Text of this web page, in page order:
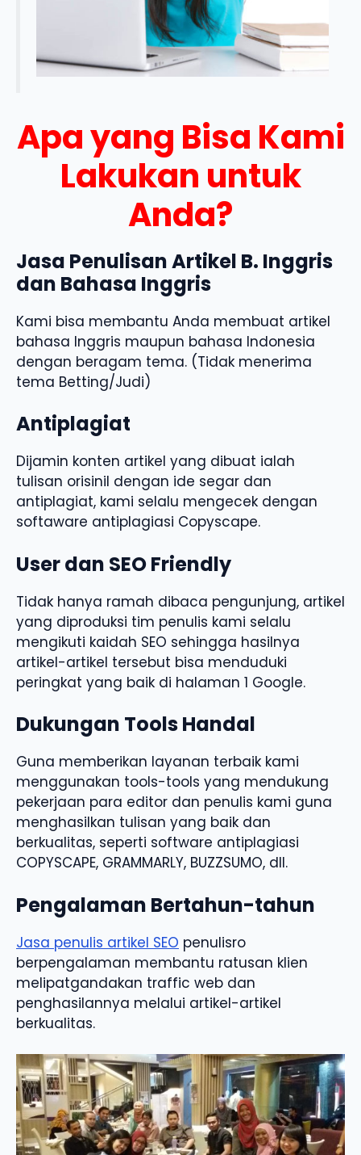
Apa yang Bisa Kami
Lakukan untuk
Anda?
Jasa Penulisan Artikel B. Inggris
dan Bahasa Inggris
Kami bisa membantu Anda membuat artikel
bahasa Inggris maupun bahasa Indonesia
dengan beragam tema. (Tidak menerima
tema Betting/Judi)
Antiplagiat
Dijamin konten artikel yang dibuat ialah
tulisan orisinil dengan ide segar dan
antiplagiat, kami selalu mengecek dengan
softaware antiplagiasi Copyscape.
User dan SEO Friendly
Tidak hanya ramah dibaca pengunjung, artikel
yang diproduksi tim penulis kami selalu
mengikuti kaidah SEO sehingga hasilnya
artikel-artikel tersebut bisa menduduki
peringkat yang baik di halaman 1 Google.
Dukungan Tools Handal
Guna memberikan layanan terbaik kami
menggunakan tools-tools yang mendukung
pekerjaan para editor dan penulis kami guna
menghasilkan tulisan yang baik dan
berkualitas, seperti software antiplagiasi
COPYSCAPE, GRAMMARLY, BUZZSUMO, dll.
Pengalaman Bertahun-tahun
Jasa penulis artikel SEO penulisro
berpengalaman membantu ratusan klien
melipatgandakan traffic web dan
penghasilannya melalui artikel-artikel
berkualitas.